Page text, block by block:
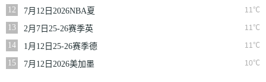
12
11℃
7月12日2026NBA夏
季联赛尼克斯VS马刺
13 11℃
2月7日25-26赛季英
超第25轮伯恩利VS西
汉姆联
14 11℃
1月12日25-26赛季德
甲第16轮拜仁慕尼黑
VS沃尔夫斯堡
15 10℃
7月12日2026美加墨